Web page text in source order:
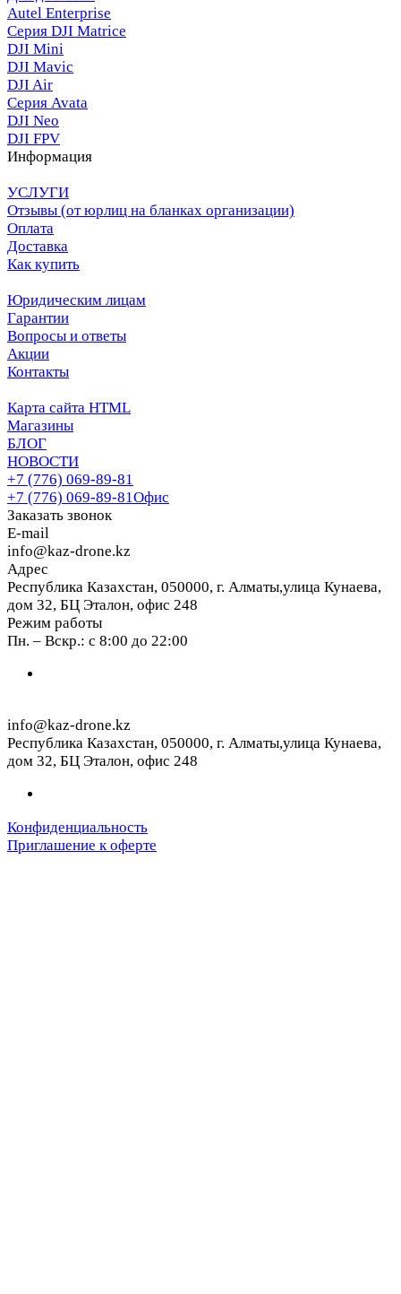
Autel Enterprise
Серия DJI Matrice
DJI Mini
DJI Mavic
DJI Air
Серия Avata
DJI Neo
DJI FPV
Информация
УСЛУГИ
Отзывы (от юрлиц на бланках организации)
Оплата
Доставка
Как купить
Юридическим лицам
Гарантии
Вопросы и ответы
Акции
Контакты
Карта сайта HTML
Магазины
БЛОГ
НОВОСТИ
+7 (776) 069-89-81
+7 (776) 069-89-81Офис
Заказать звонок
E-mail
info@kaz-drone.kz
Адрес
Республика Казахстан, 050000, г. Алматы,улица Кунаева,
дом 32, БЦ Эталон, офис 248
Режим работы
Пн. – Вскр.: с 8:00 до 22:00
info@kaz-drone.kz
Республика Казахстан, 050000, г. Алматы,улица Кунаева,
дом 32, БЦ Эталон, офис 248
Конфиденциальность
Приглашение к оферте